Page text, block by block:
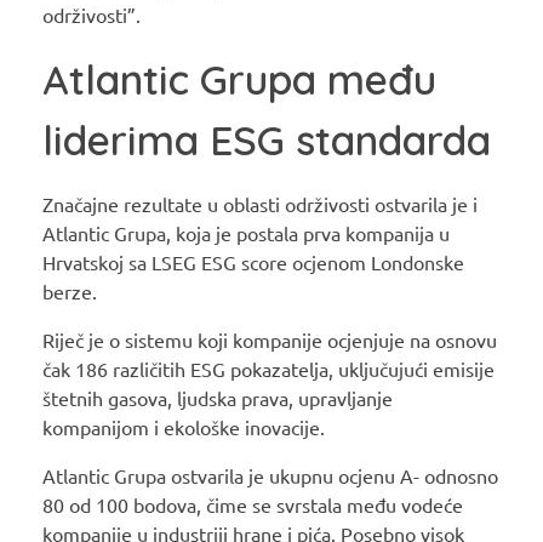
održivosti”.
Atlantic Grupa među
liderima ESG standarda
Značajne rezultate u oblasti održivosti ostvarila je i
Atlantic Grupa, koja je postala prva kompanija u
Hrvatskoj sa LSEG ESG score ocjenom Londonske
berze.
Riječ je o sistemu koji kompanije ocjenjuje na osnovu
čak 186 različitih ESG pokazatelja, uključujući emisije
štetnih gasova, ljudska prava, upravljanje
kompanijom i ekološke inovacije.
Atlantic Grupa ostvarila je ukupnu ocjenu A- odnosno
80 od 100 bodova, čime se svrstala među vodeće
kompanije u industriji hrane i pića. Posebno visok